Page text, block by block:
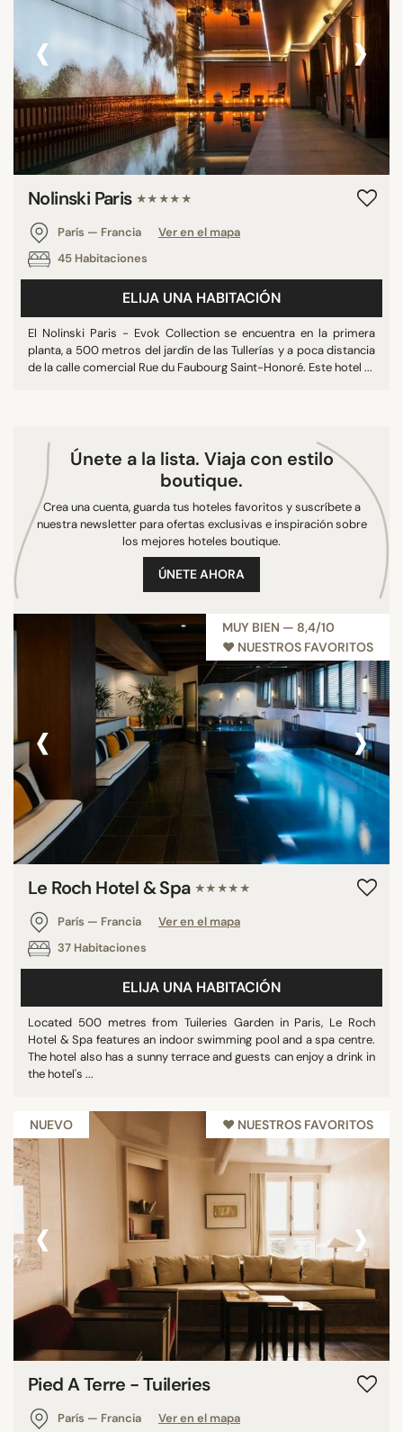
‹ ›
Nolinski Paris ★★★★★
París — Francia
Ver en el mapa
45 Habitaciones
ELIJA UNA HABITACIÓN
El Nolinski Paris - Evok Collection se encuentra en la primera
planta, a 500 metros del jardín de las Tullerías y a poca distancia
de la calle comercial Rue du Faubourg Saint-Honoré. Este hotel ...
Únete a la lista. Viaja con estilo
boutique.
Crea una cuenta, guarda tus hoteles favoritos y suscríbete a
nuestra newsletter para ofertas exclusivas e inspiración sobre
los mejores hoteles boutique.
ÚNETE AHORA
MUY BIEN — 8,4/10
♥︎ NUESTROS FAVORITOS
‹ ›
Le Roch Hotel & Spa ★★★★★
París — Francia
Ver en el mapa
37 Habitaciones
ELIJA UNA HABITACIÓN
Located 500 metres from Tuileries Garden in Paris, Le Roch
Hotel & Spa features an indoor swimming pool and a spa centre.
The hotel also has a sunny terrace and guests can enjoy a drink in
the hotel's ...
NUEVO ♥︎ NUESTROS FAVORITOS
‹ ›
Pied A Terre - Tuileries
París — Francia
Ver en el mapa